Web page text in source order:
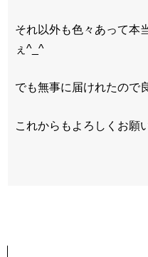
それ以外も色々あって本
ぇ^_^
でも無事に届けれたので
これからもよろしくお願